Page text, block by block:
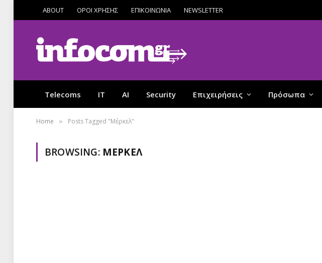
ABOUT ΟΡΟΙ ΧΡΗΣΗΣ ΕΠΙΚΟΙΝΩΝΙΑ NEWSLETTER
Telecoms IT AI Security Επιχειρήσεις Πρόσωπα
Home » Posts Tagged "Μέρκελ"
BROWSING: ΜΈΡΚΕΛ